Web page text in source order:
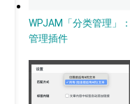
WPJAM「分类管理」
管理插件